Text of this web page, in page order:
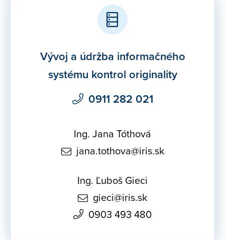
Vývoj a údržba informačného
systému kontrol originality
0911 282 021
Ing. Jana Tóthová
jana.tothova@iris.sk
Ing. Ľuboš Gieci
gieci@iris.sk
0903 493 480